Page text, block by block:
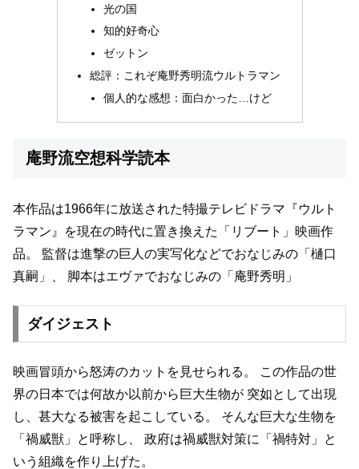
光の国
知的好奇心
ゼットン
総評：これぞ庵野秀明流ウルトラマン
個人的な感想：面白かった…けど
庵野流空想科学読本
本作品は1966年に放送された特撮テレビドラマ『ウルト
ラマン』を現在の時代に置き換えた「リブート」映画作
品。
監督は進撃の巨人の実写化などでおなじみの「樋口
真嗣」、
脚本はエヴァでおなじみの「庵野秀明」
ダイジェスト
映画冒頭から怒涛のカットを見せられる。
この作品の世
界の日本では何故か以前から巨大生物が 突如として出現
し、甚大なる被害を起こしている。
そんな巨大な生物を
「禍威獣」と呼称し、
政府は禍威獣対策に「禍特対」と
いう組織を作り上げた。